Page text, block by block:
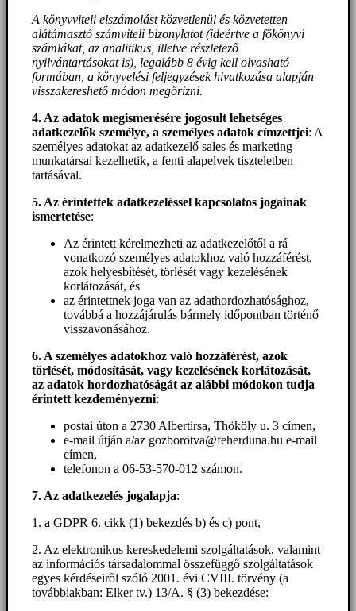
A könyvviteli elszámolást közvetlenül és közvetetten
alátámasztó számviteli bizonylatot (ideértve a főkönyvi
számlákat, az analitikus, illetve részletező
nyilvántartásokat is), legalább 8 évig kell olvasható
formában, a könyvelési feljegyzések hivatkozása alapján
visszakereshető módon megőrizni.
4. Az adatok megismerésére jogosult lehetséges
adatkezelők személye, a személyes adatok címzettjei: A
személyes adatokat az adatkezelő sales és marketing
munkatársai kezelhetik, a fenti alapelvek tiszteletben
tartásával.
5. Az érintettek adatkezeléssel kapcsolatos jogainak
ismertetése:
Az érintett kérelmezheti az adatkezelőtől a rá
vonatkozó személyes adatokhoz való hozzáférést,
azok helyesbítését, törlését vagy kezelésének
korlátozását, és
az érintettnek joga van az adathordozhatósághoz,
továbbá a hozzájárulás bármely időpontban történő
visszavonásához.
6. A személyes adatokhoz való hozzáférést, azok
törlését, módosítását, vagy kezelésének korlátozását,
az adatok hordozhatóságát az alábbi módokon tudja
érintett kezdeményezni:
postai úton a 2730 Albertirsa, Thököly u. 3 címen,
e-mail útján a/az gozborotva@feherduna.hu e-mail
címen,
telefonon a 06-53-570-012 számon.
7. Az adatkezelés jogalapja:
1. a GDPR 6. cikk (1) bekezdés b) és c) pont,
2. Az elektronikus kereskedelemi szolgáltatások, valamint
az információs társadalommal összefüggő szolgáltatások
egyes kérdéseiről szóló 2001. évi CVIII. törvény (a
továbbiakban: Elker tv.) 13/A. § (3) bekezdése: